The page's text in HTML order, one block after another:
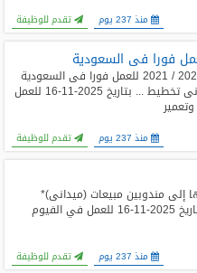
منذ 237 يوم تقدم للوظيفة
فورا فى السعودية
مطلوب مهندسين مدنى تخطيط دفعات 2020 / 2021 للعمل فورا فى السعودية
فى المدينة المنورة مطلوب مهندسين مدنى تخطيط ... بتاريخ 2025-11-16 للعمل
منذ 237 يوم تقدم للوظيفة
إلى مندوبين مبيعات (ميدانى)*
بمحافظة : الفيوم المهام : 1. تحصيل ... بتاريخ 2025-11-16 للعمل في الفيوم
منذ 237 يوم تقدم للوظيفة